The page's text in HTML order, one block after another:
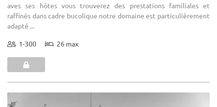
aves ses hôtes vous trouverez des prestations familiales et
raffinés dans cadre bucolique notre domaine est particulièrement
adapté ...
1-300 26 max